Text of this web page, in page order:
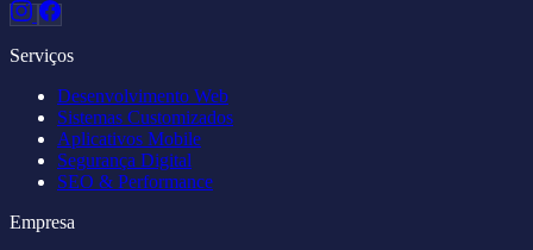
Serviços
Desenvolvimento Web
Sistemas Customizados
Aplicativos Mobile
Segurança Digital
SEO & Performance
Empresa